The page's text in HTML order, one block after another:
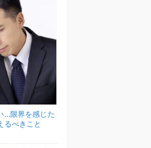
…限界を感じた
るべきこと